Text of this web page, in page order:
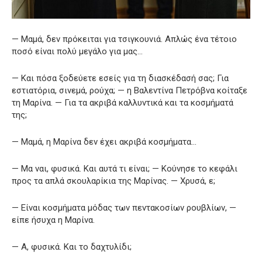
— Μαμά, δεν πρόκειται για τσιγκουνιά. Απλώς ένα τέτοιο
ποσό είναι πολύ μεγάλο για μας…
— Και πόσα ξοδεύετε εσείς για τη διασκέδασή σας; Για
εστιατόρια, σινεμά, ρούχα; — η Βαλεντίνα Πετρόβνα κοίταξε
τη Μαρίνα. — Για τα ακριβά καλλυντικά και τα κοσμήματά
της;
— Μαμά, η Μαρίνα δεν έχει ακριβά κοσμήματα…
— Μα ναι, φυσικά. Και αυτά τι είναι; — Κούνησε το κεφάλι
προς τα απλά σκουλαρίκια της Μαρίνας. — Χρυσά, ε;
— Είναι κοσμήματα μόδας των πεντακοσίων ρουβλίων, —
είπε ήσυχα η Μαρίνα.
— Α, φυσικά. Και το δαχτυλίδι;